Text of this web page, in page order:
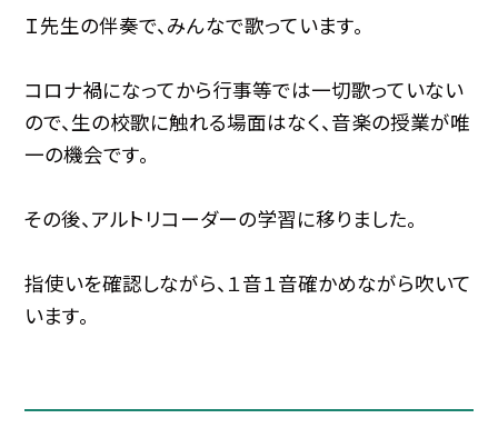
Ｉ先生の伴奏で、みんなで歌っています。
コロナ禍になってから行事等では一切歌っていない
ので、生の校歌に触れる場面はなく、音楽の授業が唯
一の機会です。
その後、アルトリコーダーの学習に移りました。
指使いを確認しながら、１音１音確かめながら吹いて
います。